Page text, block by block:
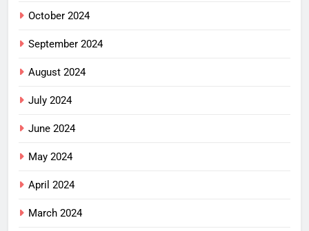
October 2024
September 2024
August 2024
July 2024
June 2024
May 2024
April 2024
March 2024